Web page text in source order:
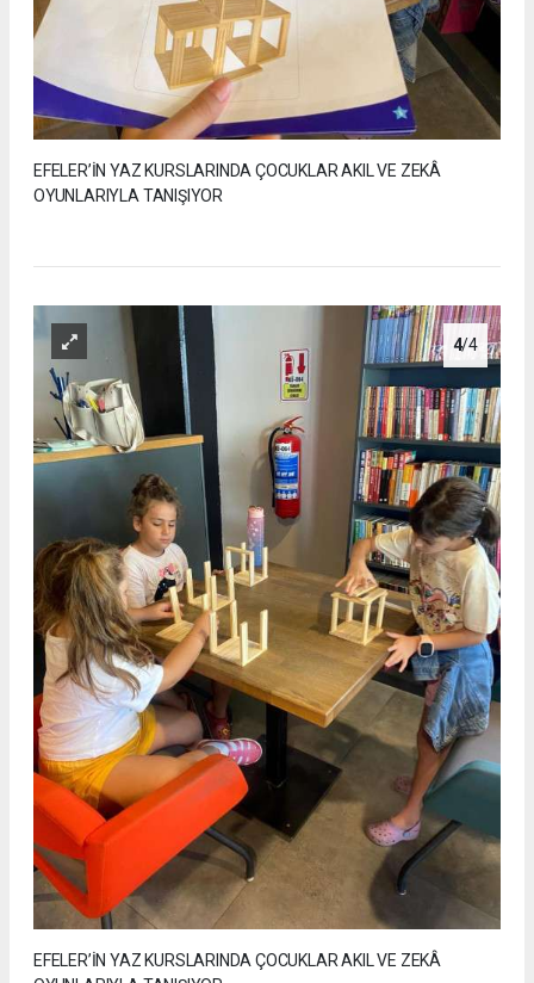
EFELER’İN YAZ KURSLARINDA ÇOCUKLAR AKIL VE ZEKÂ
OYUNLARIYLA TANIŞIYOR
4/4
EFELER’İN YAZ KURSLARINDA ÇOCUKLAR AKIL VE ZEKÂ